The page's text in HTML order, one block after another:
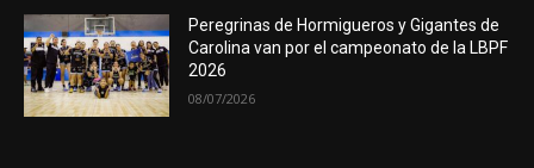
Peregrinas de Hormigueros y Gigantes de
Carolina van por el campeonato de la LBPF
2026
08/07/2026